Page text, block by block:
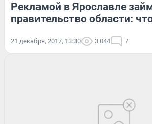
Рекламой в Ярославле
правительство области:
21 декабря, 2017, 13:30 3 044 7